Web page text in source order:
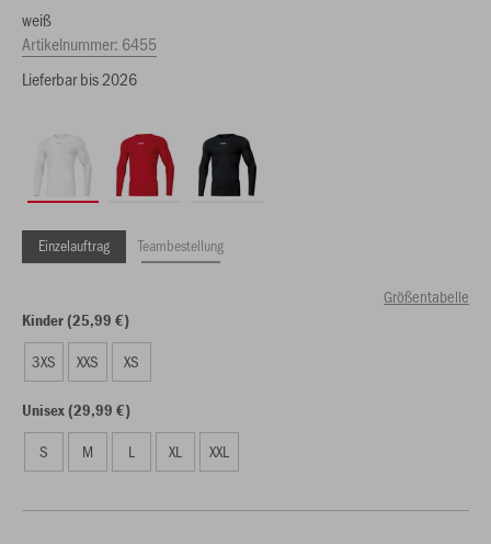
weiß
Artikelnummer: 6455
Lieferbar bis 2026
Einzelauftrag Teambestellung
Größentabelle
Kinder (25,99 €)
3XS XXS XS
Unisex (29,99 €)
S M L XL XXL